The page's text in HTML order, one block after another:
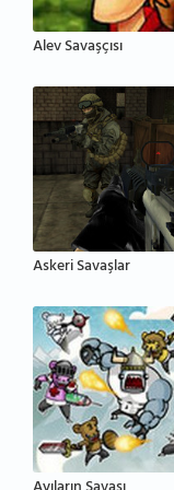
Alev Savaşçısı
Askeri Savaşlar